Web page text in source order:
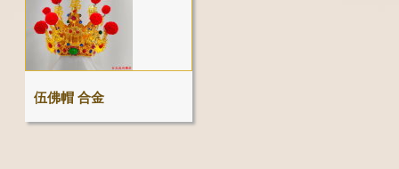
伍佛帽 合金